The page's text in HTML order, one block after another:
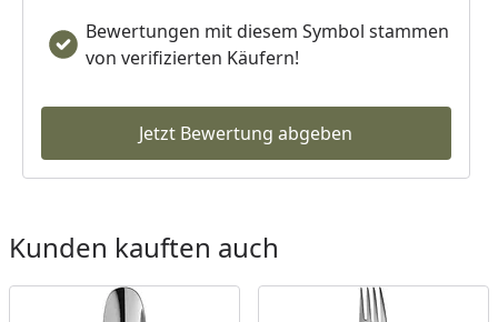
Bewertungen mit diesem Symbol stammen
von verifizierten Käufern!
Jetzt Bewertung abgeben
Kunden kauften auch